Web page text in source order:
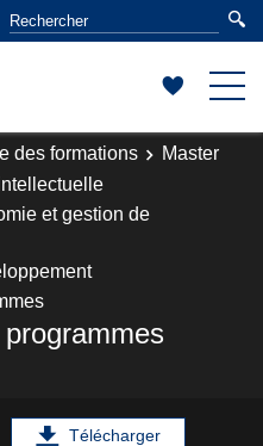
des formations
Master
et gestion de
Télécharger